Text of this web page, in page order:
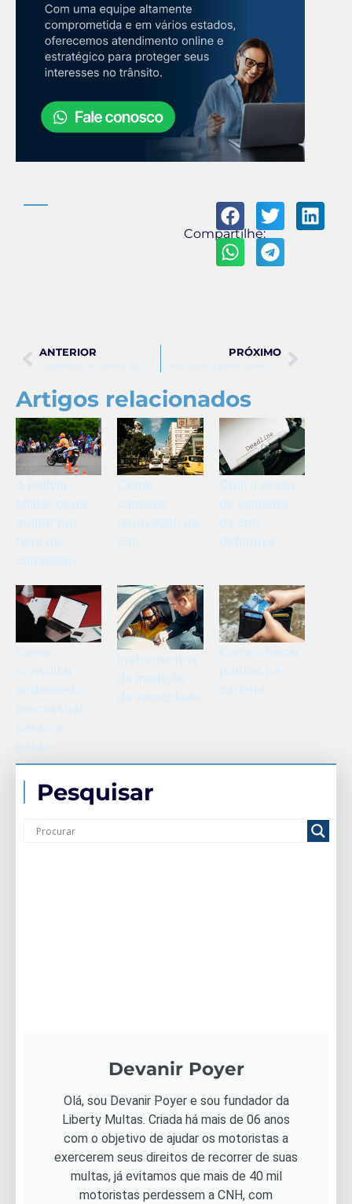
Compartilhe:
ANTERIOR PRÓXIMO
Artigos relacionados
passo
Pesquisar
Devanir Poyer
Olá, sou Devanir Poyer e sou fundador da
Liberty Multas. Criada há mais de 06 anos
com o objetivo de ajudar os motoristas a
exercerem seus direitos de recorrer de suas
multas, já evitamos que mais de 40 mil
motoristas perdessem a CNH, com